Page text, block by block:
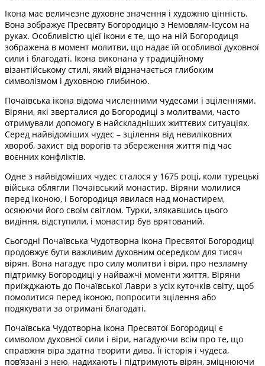
Ікона має величезне духовне значення і художню цінність.
Вона зображує Пресвяту Богородицю з Немовлям-Ісусом на
руках. Особливістю цієї ікони є те, що на ній Богородиця
зображена в момент молитви, що надає їй особливої духовної
сили і благодаті. Ікона виконана у традиційному
візантійському стилі, який відзначається глибоким
символізмом і духовною глибиною.
Почаївська ікона відома численними чудесами і зціленнями.
Віряни, які зверталися до Богородиці з молитвами, часто
отримували допомогу в найскладніших життєвих ситуаціях.
Серед найвідоміших чудес – зцілення від невиліковних
хвороб, захист від ворогів та збереження життя під час
воєнних конфліктів.
Одне з найвідоміших чудес сталося у 1675 році, коли турецькі
війська облягли Почаївський монастир. Віряни молилися
перед іконою, і Богородиця явилася над монастирем,
осяюючи його своїм світлом. Турки, злякавшись цього
видіння, відступили, і монастир був врятований.
Сьогодні Почаївська Чудотворна ікона Пресвятої Богородиці
продовжує бути важливим духовним осередком для тисяч
вірян. Вона нагадує про силу молитви і віри, про незламну
підтримку Богородиці у найважчі моменти життя. Віряни
приїжджають до Почаївської Лаври з усіх куточків світу, щоб
помолитися перед іконою, попросити зцілення або
подякувати за отримані благодаті.
Почаївська Чудотворна ікона Пресвятої Богородиці є
символом духовної сили і віри, нагадуючи всім про те, що
справжня віра здатна творити дива. Її історія і чудеса,
пов’язані з нею, надихають і підтримують вірян, зміцнюючи